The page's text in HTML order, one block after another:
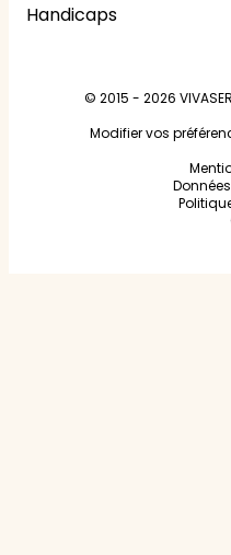
Handicaps
© 2015 - 2026
Modifier vos